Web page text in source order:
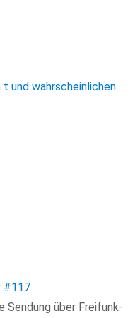
und wahrscheinlichen
#117
Sendung über Freifunk-